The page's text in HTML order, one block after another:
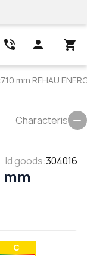
mm REHAU
Characteristics
Id goods:304016
mm
С